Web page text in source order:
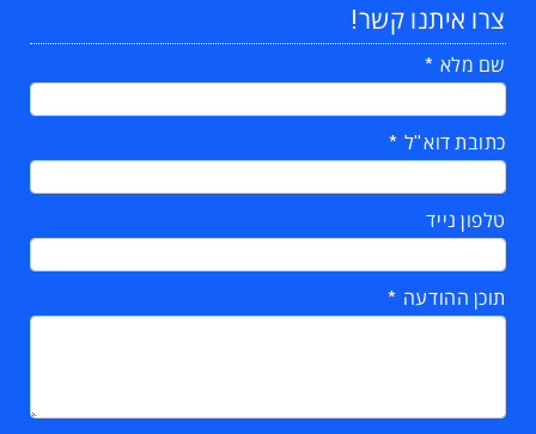
צרו איתנו קשר!
שם מלא
כתובת דוא"ל
טלפון נייד
תוכן ההודעה